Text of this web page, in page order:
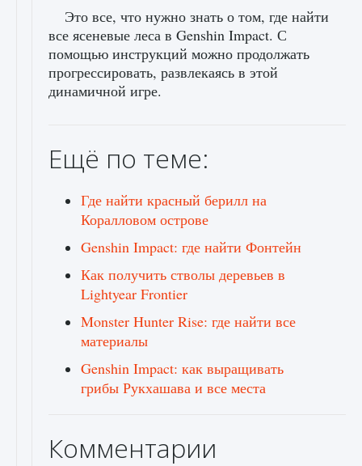
Это все, что нужно знать о том, где найти
все ясеневые леса в Genshin Impact. С
помощью инструкций можно продолжать
прогрессировать, развлекаясь в этой
динамичной игре.
Ещё по теме:
Где найти красный берилл на
Коралловом острове
Genshin Impact: где найти Фонтейн
Как получить стволы деревьев в
Lightyear Frontier
Monster Hunter Rise: где найти все
материалы
Genshin Impact: как выращивать
грибы Рукхашава и все места
Комментарии